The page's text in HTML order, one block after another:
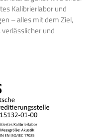
Kalibrierlabor und
– alles mit dem Ziel,
und